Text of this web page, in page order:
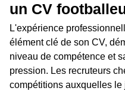
un CV
L'expérience
élément clé de son CV,
niveau de compétence et
pression. Les recruteurs
compétitions auxquelles le